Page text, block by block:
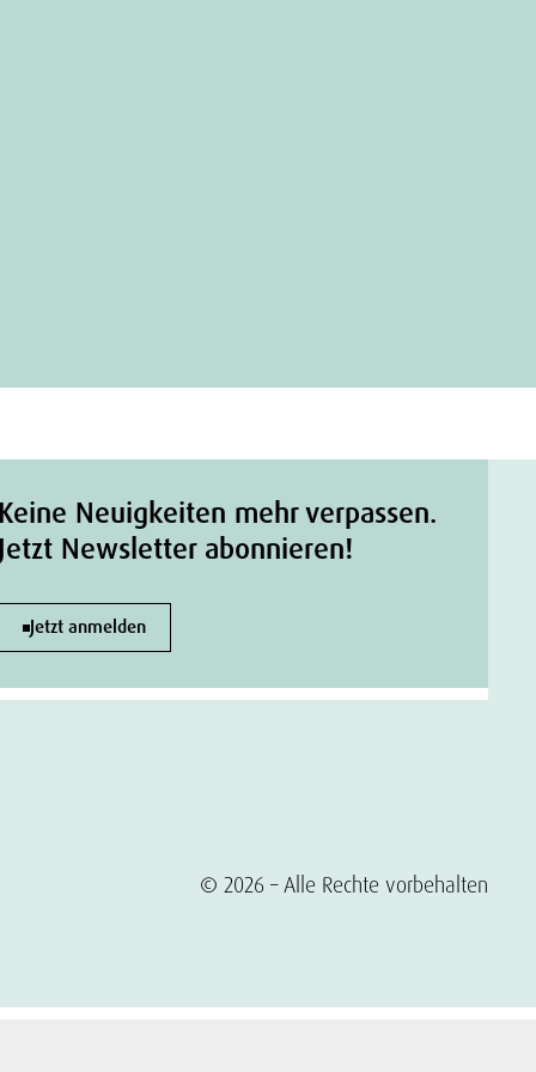
Neuigkeiten mehr verpassen.
Newsletter abonnieren!
Jetzt anmelden
© 2026 – Alle Rechte vorbehalten